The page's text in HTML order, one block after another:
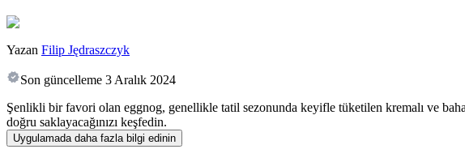
Yazan Filip Jędraszczyk
Son güncelleme 3 Aralık 2024
Şenlikli bir favori olan eggnog, genellikle tatil sezonunda keyifle tüketilen kremalı ve
doğru saklayacağınızı keşfedin.
Uygulamada daha fazla bilgi edinin